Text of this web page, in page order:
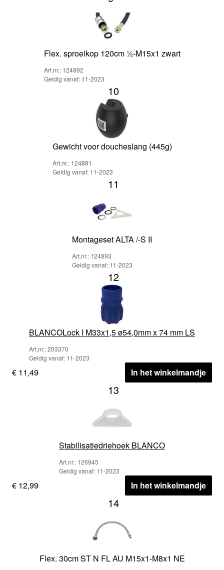
Flex. sproeikop 120cm ½-M15x1 zwart
Art.nr.: 124892
Geldig vanaf: 11-2023
10
Gewicht voor doucheslang (445g)
Art.nr.: 124881
Geldig vanaf: 11-2023
11
Montageset ALTA /-S II
Art.nr.: 124893
Geldig vanaf: 11-2023
12
BLANCOLock I M33x1,5 ø54,0mm x 74 mm LS
Art.nr.: 203370
Geldig vanaf: 11-2023
€ 11,49 In het winkelmandje
13
Stabilisatiedriehoek BLANCO
Art.nr.: 126945
Geldig vanaf: 11-2023
€ 12,99 In het winkelmandje
14
Flex. 30cm ST N FL AU M15x1-M8x1 NE